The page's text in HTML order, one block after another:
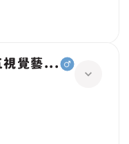
覺藝術)